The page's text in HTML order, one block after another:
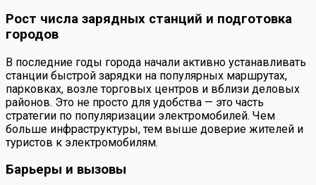
Рост числа зарядных станций и подготовка
городов
В последние годы города начали активно устанавливать
станции быстрой зарядки на популярных маршрутах,
парковках, возле торговых центров и вблизи деловых
районов. Это не просто для удобства — это часть
стратегии по популяризации электромобилей. Чем
больше инфраструктуры, тем выше доверие жителей и
туристов к электромобилям.
Барьеры и вызовы